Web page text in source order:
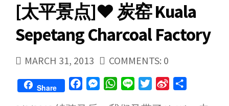
[太平景点]♥ 炭窑 Kuala
Sepetang Charcoal Factory
PUBLISHED
DATE
MARCH 31, 2013 COMMENTS: 0
Share
W